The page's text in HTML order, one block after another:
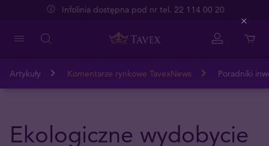
Infolinia dostępna pod nr tel. 22 114 00 20
Artykuły Komentarze rynkowe TavexNews Poradniki
Ekologiczne wydobycie
Close